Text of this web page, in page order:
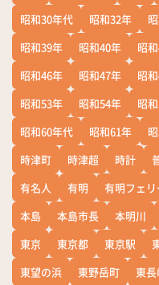
昭和30年代
昭和32年
昭和39年
昭和40年 昭
昭和46年
昭和47年 昭
昭和53年
昭和54年 昭
昭和60年代
昭和61年
時津町
時津超 時計
有名人
有明 有明フェリ
本島
本島市長 本明川
東京
東京都 東京駅
東望の浜
東野岳町 東